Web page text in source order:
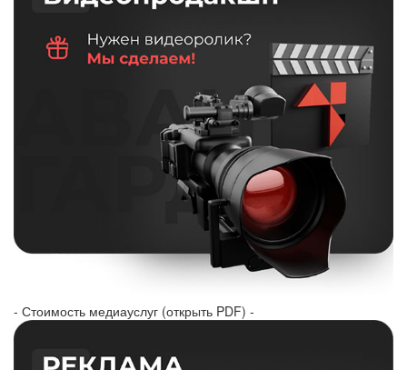
- Стоимость медиауслуг (открыть PDF) -